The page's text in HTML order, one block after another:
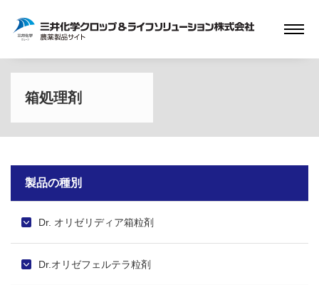
箱処理剤
製品の種別
Dr. オリゼリディア箱粒剤
Dr.オリゼフェルテラ粒剤